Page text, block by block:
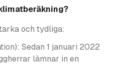
och tydliga:
Sedan 1 januari 2022
lämnar in en